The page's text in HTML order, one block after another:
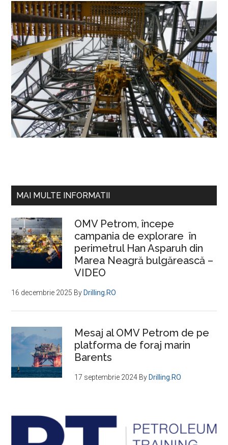
Bara
MAI MULTE INFORMATII
OMV Petrom, începe
campania de explorare în
perimetrul Han Asparuh din
Marea Neagră bulgărească –
VIDEO
16 decembrie 2025 By Drilling.RO
Mesaj al OMV Petrom de pe
platforma de foraj marin
Barents
17 septembrie 2024 By Drilling.RO